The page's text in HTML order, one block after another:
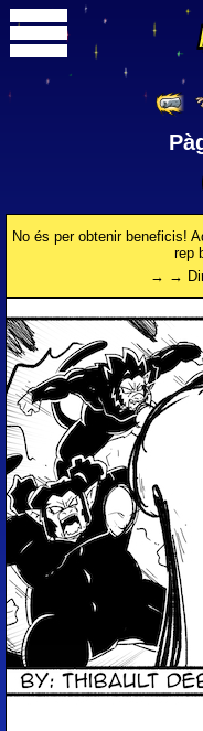
No és per obtenir beneficis!
rep
→ →